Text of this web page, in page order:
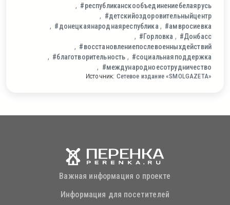
#республиканскообъединениебелаярусь
#детскийоздоровительныйцентр
#донецкаянароднаяреспублика
#амвросиевка
#Горловка
#Донбасс
#восстановлениепослевоенныхдействий
#благотворительность
#социальнаяподдержка
#международноесотрудничество
Источник: Сетевое издание «SMOLGAZETA»
Важная информация о проекте
Информация для посетителей